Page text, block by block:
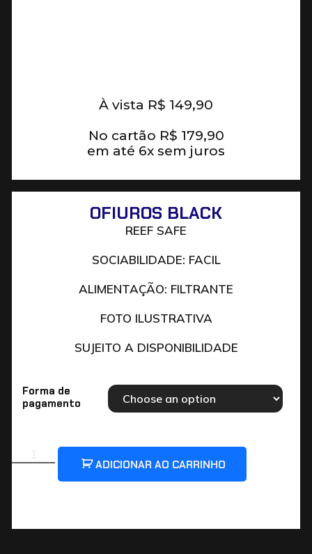
À vista R$ 149,90
No cartão R$ 179,90
em até 6x sem juros
OFIUROS BLACK
REEF SAFE
SOCIABILIDADE: FACIL
ALIMENTAÇÃO: FILTRANTE
FOTO ILUSTRATIVA
SUJEITO A DISPONIBILIDADE
Forma de
pagamento
ADICIONAR AO CARRINHO